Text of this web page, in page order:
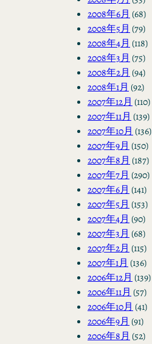
2008年6月 (68)
2008年5月 (79)
2008年4月 (118)
2008年3月 (75)
2008年2月 (94)
2008年1月 (92)
2007年12月 (110)
2007年11月 (139)
2007年10月 (136)
2007年9月 (150)
2007年8月 (187)
2007年7月 (290)
2007年6月 (141)
2007年5月 (153)
2007年4月 (90)
2007年3月 (68)
2007年2月 (115)
2007年1月 (136)
2006年12月 (139)
2006年11月 (57)
2006年10月 (41)
2006年9月 (91)
2006年8月 (52)